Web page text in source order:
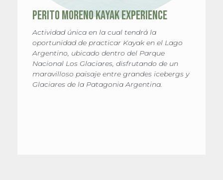
PERITO MORENO KAYAK EXPERIENCE
Actividad única en la cual tendrá la
oportunidad de practicar Kayak en el Lago
Argentino, ubicado dentro del Parque
Nacional Los Glaciares, disfrutando de un
maravilloso paisaje entre grandes icebergs y
Glaciares de la Patagonia Argentina.